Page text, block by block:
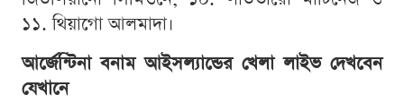
১১. থিয়াগো আলমাদা।
আর্জেন্টিনা বনাম আইসল্যান্ডের খেলা লাইভ দেখবেন
যেখানে